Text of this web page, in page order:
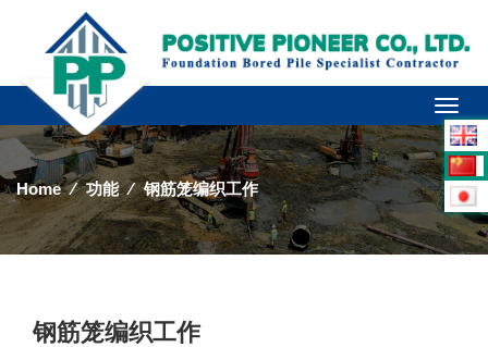
Home ⁄ 功能 ⁄ 钢筋笼编织工作
钢筋笼编织工作